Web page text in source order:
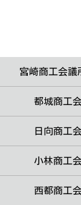
宮崎商工会議
都城商工
日向商工
小林商工
西都商工